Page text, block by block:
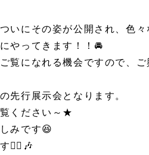
いにその姿が公開され、色
やってきます！！ 🚘
覧になれる機会ですので、
先行展示会となります。
ください～★
みです😆
💁‍♀️ 🎶